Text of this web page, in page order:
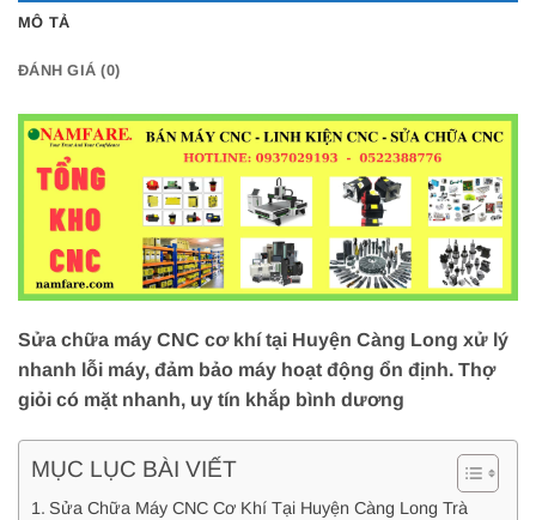
MÔ TẢ
ĐÁNH GIÁ (0)
Sửa chữa máy CNC cơ khí tại Huyện Càng Long xử lý
nhanh lỗi máy, đảm bảo máy hoạt động ổn định. Thợ
giỏi có mặt nhanh, uy tín khắp bình dương
MỤC LỤC BÀI VIẾT
Sửa Chữa Máy CNC Cơ Khí Tại Huyện Càng Long Trà